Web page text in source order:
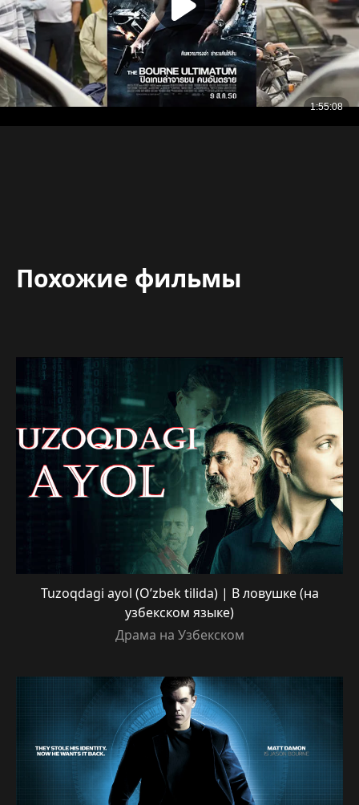
Похожие фильмы
Tuzoqdagi ayol (O’zbek tilida) | В ловушке (на
узбекском языке)
Драма на Узбекском